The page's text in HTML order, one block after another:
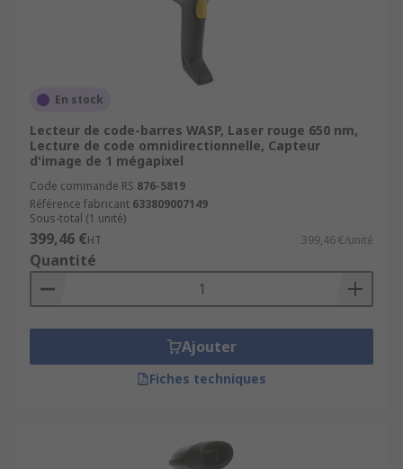
En stock
Lecteur de code-barres WASP, Laser rouge 650 nm,
Lecture de code omnidirectionnelle, Capteur
d'image de 1 mégapixel
Code commande RS 876-5819
Référence fabricant 633809007149
Sous-total (1 unité)
399,46 €HT 399,46 €/unité
Quantité
Ajouter
Fiches techniques